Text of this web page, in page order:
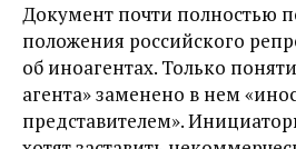
Документ почти полностью
положения российского
об иноагентах. Только
агента» заменено в нем
представителем».